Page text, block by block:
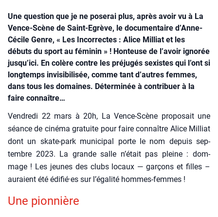
Une question que je ne poserai plus, après avoir vu à La
Vence-Scène de Saint-Egrève, le documentaire d’Anne-
Cécile Genre, « Les Incorrectes : Alice Milliat et les
débuts du sport au féminin » ! Honteuse de l’avoir ignorée
jusqu’ici. En colère contre les préjugés sexistes qui l’ont si
longtemps invisibilisée, comme tant d’autres femmes,
dans tous les domaines. Déterminée à contribuer à la
faire connaître…
Ven­dre­di 22 mars à 20h, La Vence-Scène pro­po­sait une
séance de ciné­ma gra­tuite pour faire connaître Alice Mil­liat
dont un skate-park muni­ci­pal porte le nom depuis sep­
tembre 2023. La grande salle n’était pas pleine : dom­
mage ! Les jeunes des clubs locaux — gar­çons et filles –
auraient été édifié·es sur l’égalité hommes-femmes !
Une pion­nière